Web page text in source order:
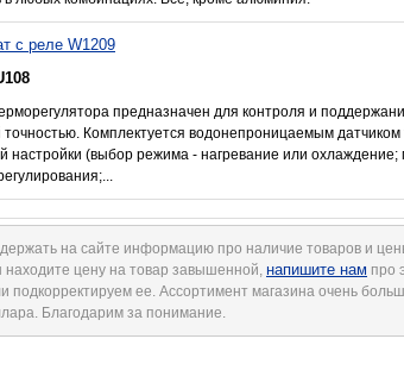
с реле W1209
предназначен для контроля и
точностью. Комплектуется водонепроницаемым
настройки (выбор режима - нагревание или
на сайте информацию про наличие товаров и
цену на товар завышенной, напишите нам про
подкорректируем ее. Ассортимент магазина очень
Благодарим за понимание.